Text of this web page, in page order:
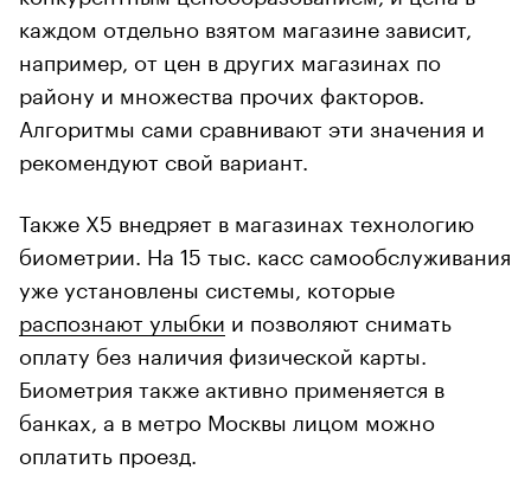
каждом отдельно взятом магазине зависит,
например, от цен в других магазинах по
району и множества прочих факторов.
Алгоритмы сами сравнивают эти значения и
рекомендуют свой вариант.
Также X5 внедряет в магазинах технологию
биометрии. На 15 тыс. касс самообслуживания
уже установлены системы, которые
распознают улыбки и позволяют снимать
оплату без наличия физической карты.
Биометрия также активно применяется в
банках, а в метро Москвы лицом можно
оплатить проезд.